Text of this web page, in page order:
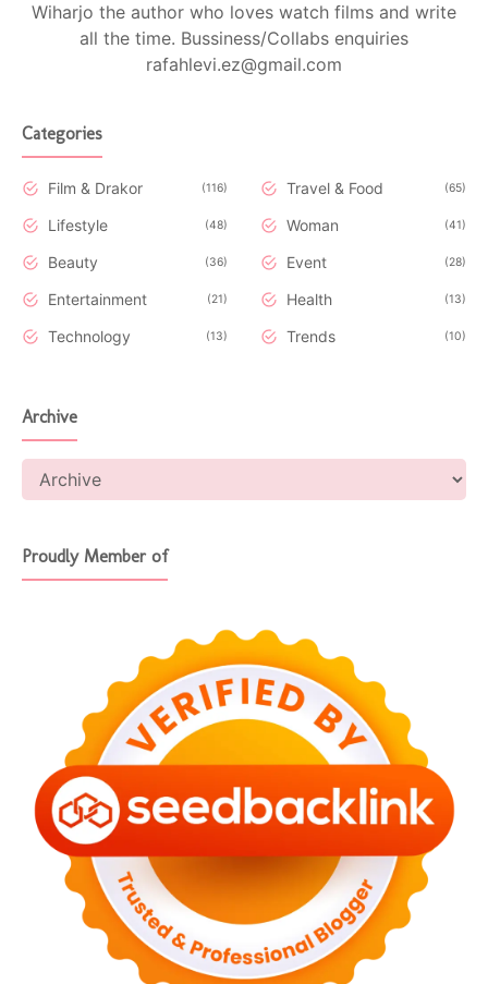
Wiharjo the author who loves watch films and write
all the time. Bussiness/Collabs enquiries
rafahlevi.ez@gmail.com
Categories
Film & Drakor 116 Travel & Food 65
Lifestyle 48 Woman 41
Beauty 36 Event 28
Entertainment 21 Health 13
Technology 13 Trends 10
Archive
Proudly Member of